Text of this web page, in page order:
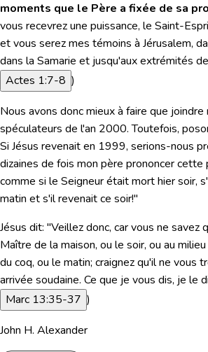
moments que le Père a fixée de sa
vous recevrez une puissance, le Saint-
et vous serez mes témoins à Jérusalem,
dans la Samarie et jusqu'aux extrémités
Actes 1:7-8 )
Nous avons donc mieux à faire que joindre
spéculateurs de l'an 2000. Toutefois,
Si Jésus revenait en 1999, serions-nous
dizaines de fois mon père prononcer cette
comme si le Seigneur était mort hier soir,
matin et s'il revenait ce soir!"
Jésus dit: "Veillez donc, car vous ne savez
Maître de la maison, ou le soir, ou au
du coq, ou le matin; craignez qu'il ne vous
arrivée soudaine. Ce que je vous dis, je le
Marc 13:35-37 )
John H. Alexander